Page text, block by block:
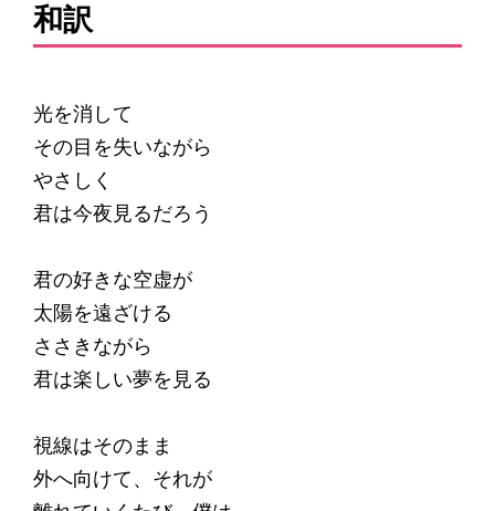
和訳
光を消して
その目を失いながら
やさしく
君は今夜見るだろう
君の好きな空虚が
太陽を遠ざける
ささきながら
君は楽しい夢を見る
視線はそのまま
外へ向けて、それが